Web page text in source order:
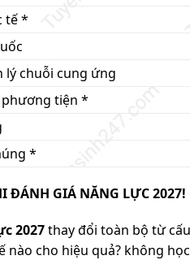
tế *
lý chuỗi cung ứng
tiện *
*
ĐÁNH GIÁ NĂNG LỰC 2027!
2027thay đổi toàn bộ từ
nào cho hiệu quả? không